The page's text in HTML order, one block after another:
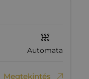
Automata
Megtekintés